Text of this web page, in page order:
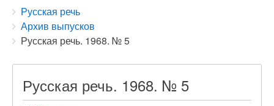
Breadcrumbs
You
are
here:
Русская речь
Архив выпусков
Русская речь. 1968. № 5
Русская речь. 1968. № 5